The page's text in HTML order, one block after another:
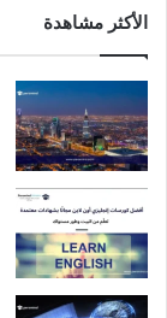
الأكثر مشاهدة